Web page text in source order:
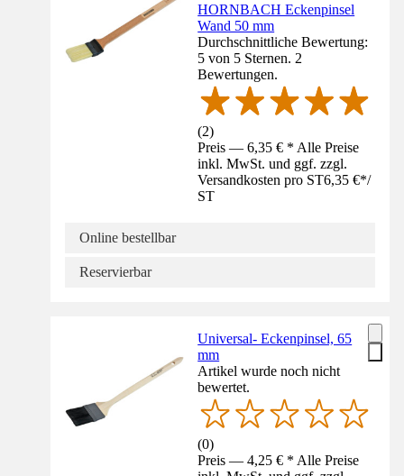
HORNBACH Eckenpinsel
Wand 50 mm
Durchschnittliche Bewertung:
5 von 5 Sternen. 2
Bewertungen.
(2)
Preis — 6,35 € * Alle Preise
inkl. MwSt. und ggf. zzgl.
Versandkosten pro ST6,35 €*/
ST
Online bestellbar
Reservierbar
Universal- Eckenpinsel, 65
mm
Artikel wurde noch nicht
bewertet.
(0)
Preis — 4,25 € * Alle Preise